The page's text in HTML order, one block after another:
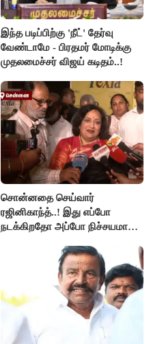
இந்த படிப்பிற்கு 'நீட்' தேர்வு
வேண்டாமே - பிரதமர் மோடிக்கு
முதலமைச்சர் விஜய் கடிதம்..!
சொன்னதை செய்வார்
ரஜினிகாந்த்..! இது எப்போ
நடக்கிறதோ அப்போ நிச்சயமாக
ரஜினிகாந்த்..!